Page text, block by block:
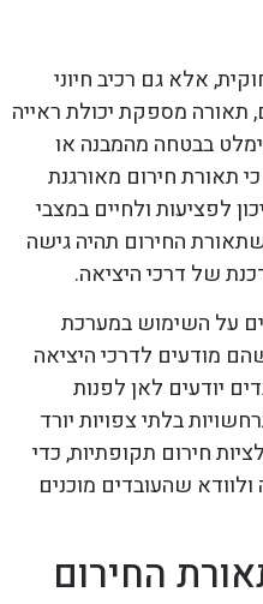
אלא גם רכיב חיוני
תאורה מספקת יכולת ראייה
בבטחה מהמבנה או
תאורת חירום מאורגנת
לפציעות ולחיים במצבי
החירום תהיה גישה
של דרכי היציאה.
על השימוש במערכת
מודעים לדרכי היציאה
יודעים לאן לפנות
בלתי צפויות יורד
חירום תקופתיות, כדי
שהעובדים מוכנים
החירום